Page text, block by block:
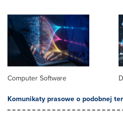
Computer Software
Komunikaty prasowe o podobnej